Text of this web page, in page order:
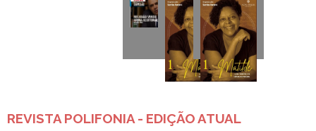
REVISTA POLIFONIA - EDIÇÃO ATUAL